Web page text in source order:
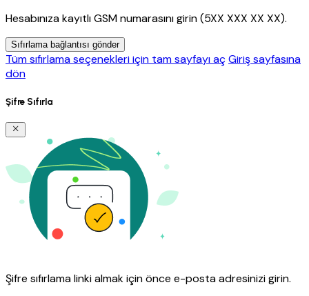
Hesabınıza kayıtlı GSM numarasını girin (5XX XXX XX XX).
Sıfırlama bağlantısı gönder
Tüm sıfırlama seçenekleri için tam sayfayı açGiriş sayfasına
dön
Şifre Sıfırla
Şifre sıfırlama linki almak için önce e-posta adresinizi girin.